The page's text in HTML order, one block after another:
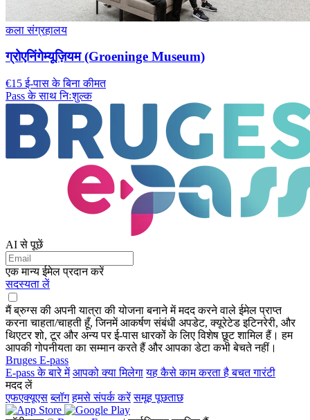
कला संग्रहालय
ग्रोएनिंगेम्यूज़ियम (Groeninge Museum)
€15 ई-पास के बिना कीमत
Pass के साथ निःशुल्क
AI से पूछें
एक मान्य ईमेल प्रदान करें
सदस्यता लें
मैं ब्रुग्स की अपनी यात्रा की योजना बनाने में मदद करने वाले ईमेल प्राप्त
करना चाहता/चाहती हूँ, जिनमें आकर्षण संबंधी अपडेट, क्यूरेटेड इटिनरेरी, और
थिएटर शो, टूर और अन्य पर ई-पास धारकों के लिए विशेष छूट शामिल हैं। हम
आपकी गोपनीयता का सम्मान करते हैं और आपका डेटा कभी बेचते नहीं।
Bruges E-pass
E-pass के बारे में आपको क्या मिलेगा यह कैसे काम करता हैबचत गारंटी
मदद लें
एफएक्यूएस ब्लॉग हमसे संपर्क करें समूह पूछताछ